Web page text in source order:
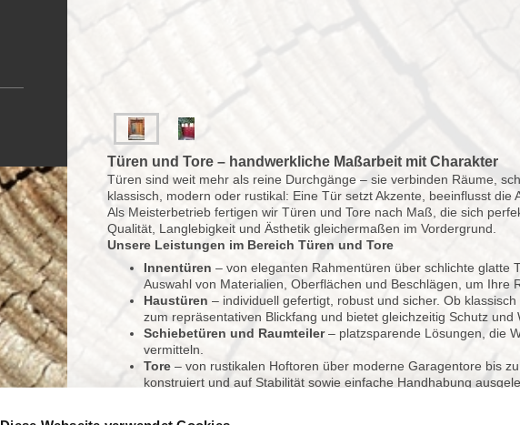
Türen und Tore – handwerkliche Maßarbeit mit Charakter
Türen sind weit mehr als reine Durchgänge – sie verbinden Räume,
klassisch, modern oder rustikal: Eine Tür setzt Akzente, beeinflusst
Als Meisterbetrieb fertigen wir Türen und Tore nach Maß, die sich
Qualität, Langlebigkeit und Ästhetik gleichermaßen im Vordergrund.
Unsere Leistungen im Bereich Türen und Tore
Innentüren – von eleganten Rahmentüren über schlichte glatte
Auswahl von Materialien, Oberflächen und Beschlägen, um Ihre
Haustüren – individuell gefertigt, robust und sicher. Ob
zum repräsentativen Blickfang und bietet gleichzeitig Schutz und
Schiebetüren und Raumteiler– platzsparende Lösungen, die
vermitteln.
Tore – von rustikalen Hoftoren über moderne Garagentore bis
konstruiert und auf Stabilität sowie einfache Handhabung
Wir legen großen Wert darauf, Ihre Ideen und Wünsche in die